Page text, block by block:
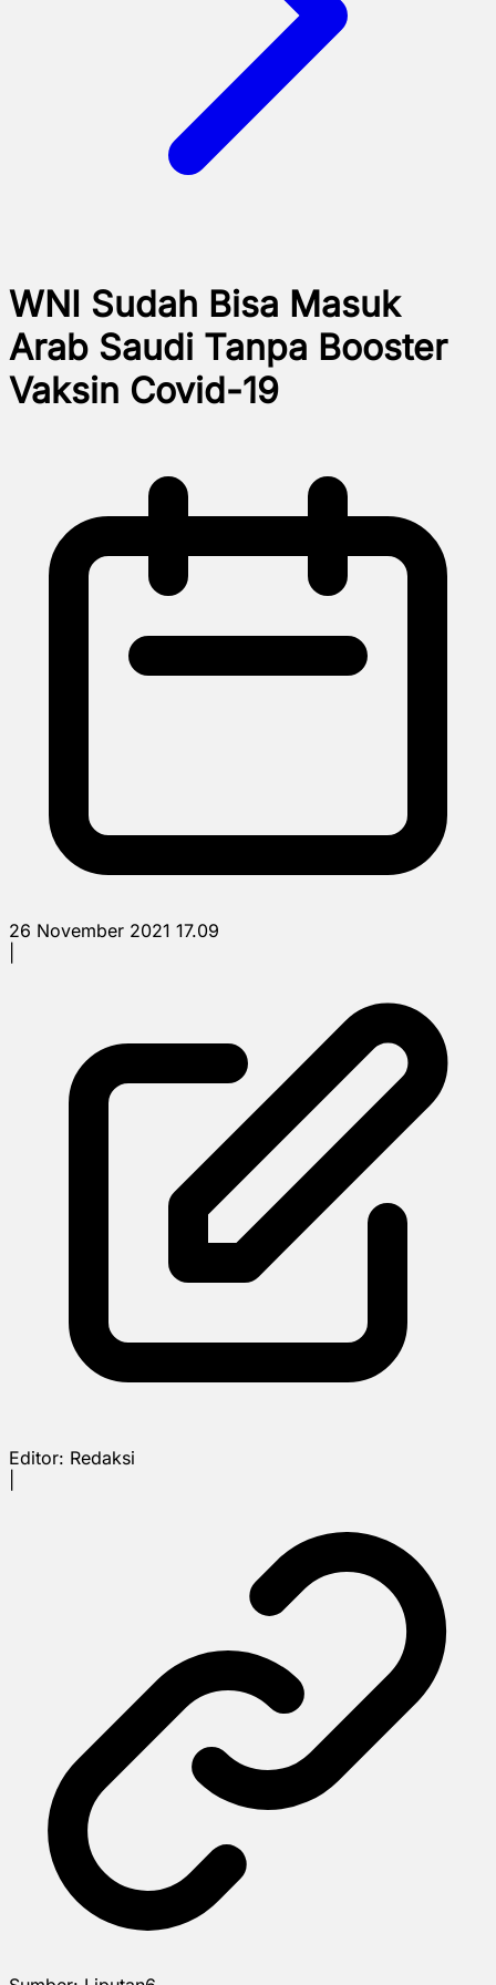
WNI Sudah Bisa Masuk
Arab Saudi Tanpa Booster
Vaksin Covid-19
26 November 2021 17.09
Editor: Redaksi